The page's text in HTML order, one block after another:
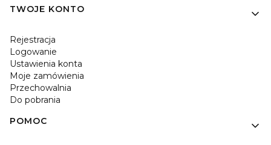
TWOJE KONTO
Rejestracja
Logowanie
Ustawienia konta
Moje zamówienia
Przechowalnia
Do pobrania
POMOC